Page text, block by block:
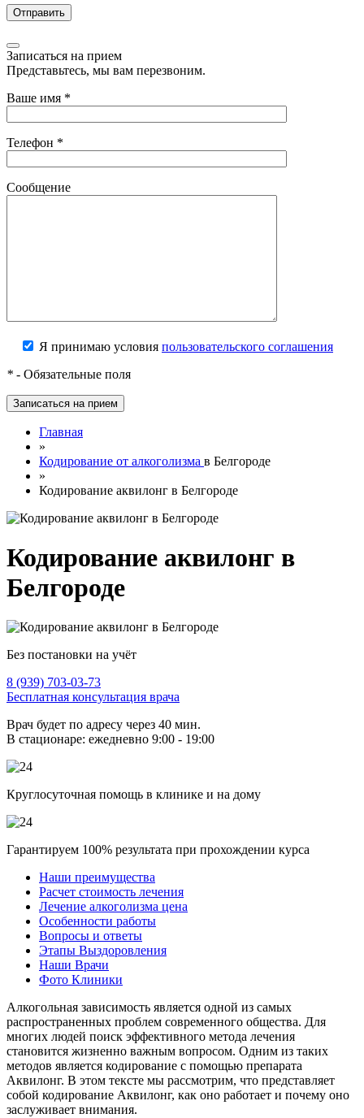
Записаться на прием
Представьтесь, мы вам перезвоним.
Ваше имя *
Телефон *
Сообщение
Я принимаю условия пользовательского соглашения
* - Обязательные поля
Главная
»
Кодирование от алкоголизма в Белгороде
»
Кодирование аквилонг в Белгороде
Кодирование аквилонг в
Белгороде
Без постановки на учёт
8 (939) 703-03-73
Бесплатная консультация врача
Врач будет по адресу через 40 мин.
В стационаре: ежедневно 9:00 - 19:00
Круглосуточная помощь в клинике и на дому
Гарантируем 100% результата при прохождении курса
Наши преимущества
Расчет стоимость лечения
Лечение алкоголизма цена
Особенности работы
Вопросы и ответы
Этапы Выздоровления
Наши Врачи
Фото Клиники
Алкогольная зависимость является одной из самых
распространенных проблем современного общества. Для
многих людей поиск эффективного метода лечения
становится жизненно важным вопросом. Одним из таких
методов является кодирование с помощью препарата
Аквилонг. В этом тексте мы рассмотрим, что представляет
собой кодирование Аквилонг, как оно работает и почему оно
заслуживает внимания.